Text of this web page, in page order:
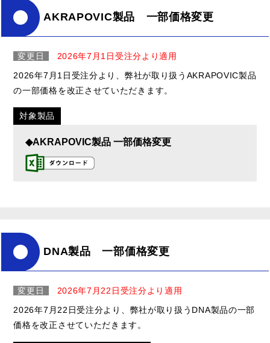
AKRAPOVIC製品 一部価格変更
変更日
2026年7月1日受注分より適用
2026年7月1日受注分より、弊社が取り扱うAKRAPOVIC製品
の一部価格を改正させていただきます。
対象製品
◆AKRAPOVIC製品 一部価格変更
DNA製品 一部価格変更
変更日
2026年7月22日受注分より適用
2026年7月22日受注分より、弊社が取り扱うDNA製品の一部
価格を改正させていただきます。